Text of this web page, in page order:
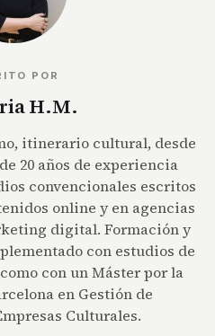
POR
H.M.
itinerario cultural, desde
20 años de experiencia
convencionales escritos
online y en agencias
digital. Formación y
con estudios de
con un Máster por la
en Gestión de
Culturales.